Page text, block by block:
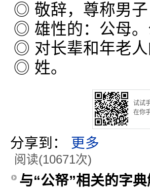
◎ 敬辞，尊称男
◎ 雄性的：公母。
◎ 对长辈和年老人
◎ 姓。
试试
在你
分享到： 更多
阅读(10671次)
与“公帑”相关的字